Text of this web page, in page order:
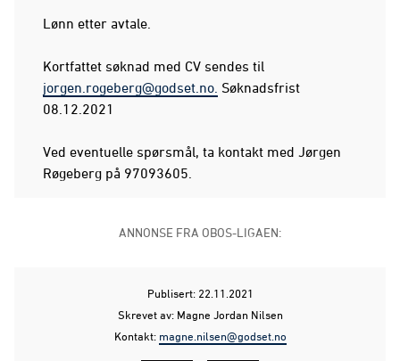
Lønn etter avtale.
Kortfattet søknad med CV sendes til
jorgen.rogeberg@godset.no. Søknadsfrist
08.12.2021
Ved eventuelle spørsmål, ta kontakt med Jørgen
Røgeberg på 97093605.
ANNONSE FRA OBOS-LIGAEN:
Publisert: 22.11.2021
Skrevet av: Magne Jordan Nilsen
Kontakt: magne.nilsen@godset.no